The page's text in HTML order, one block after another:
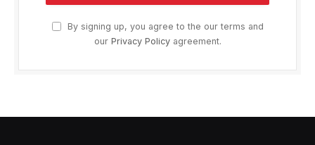
By signing up, you agree to the our terms and
our Privacy Policyagreement.